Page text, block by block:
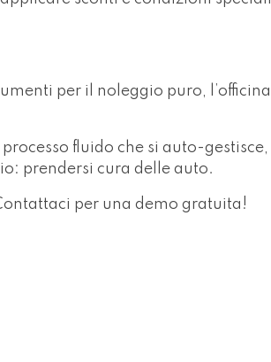
per il noleggio puro, l’officina
fluido che si auto-gestisce,
prendersi cura delle auto.
per una demo gratuita!